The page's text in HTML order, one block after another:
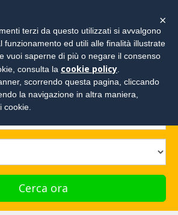
e richiedi un preventivo!
Cerca ora
×
terzi da questo utilizzati si avvalgono
funzionamento ed utili alle finalità illustrate
vuoi saperne di più o negare il consenso
consulta la cookie policy
scorrendo questa pagina, cliccando
la navigazione in altra maniera,
cookie.